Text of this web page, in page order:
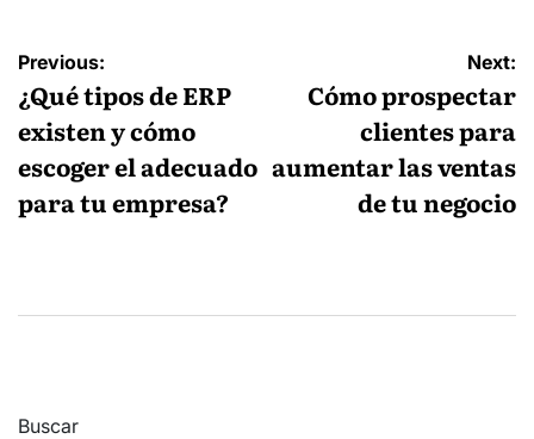
Navegación
de
entradas
Previous:
¿Qué tipos de ERP
existen y cómo
escoger el adecuado
para tu empresa?
Next:
Cómo prospectar
clientes para
aumentar las ventas
de tu negocio
Buscar